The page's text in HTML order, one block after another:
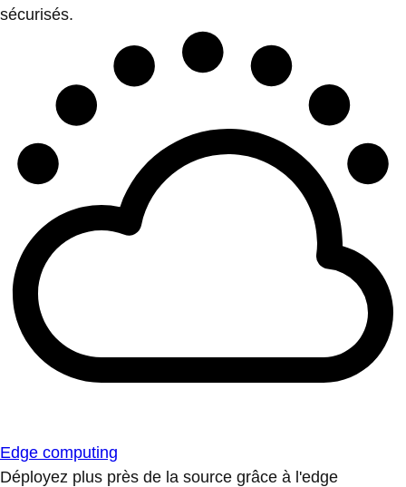
sécurisés.
Edge computing
Déployez plus près de la source grâce à l'edge